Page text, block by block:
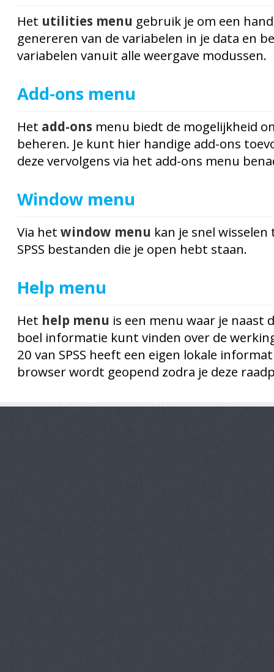
Het utilities menu gebruik je om een
genereren van de variabelen in je data en
variabelen vanuit alle weergave modussen.
Add-ons menu
Het add-ons menu biedt de mogelijkheid
beheren. Je kunt hier handige add-ons
deze vervolgens via het add-ons menu
Window menu
Via het window menu kan je snel
SPSS bestanden die je open hebt staan.
Help menu
Het help menu is een menu waar je naast
boel informatie kunt vinden over de werking
20 van SPSS heeft een eigen lokale
browser wordt geopend zodra je deze